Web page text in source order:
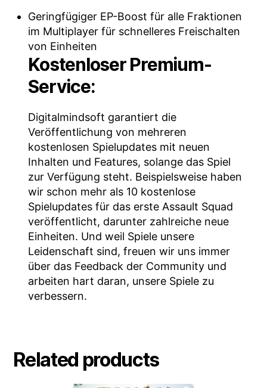
Geringfügiger EP-Boost für alle Fraktionen
im Multiplayer für schnelleres Freischalten
von Einheiten
Kostenloser Premium-
Service:
Digitalmindsoft garantiert die
Veröffentlichung von mehreren
kostenlosen Spielupdates mit neuen
Inhalten und Features, solange das Spiel
zur Verfügung steht. Beispielsweise haben
wir schon mehr als 10 kostenlose
Spielupdates für das erste Assault Squad
veröffentlicht, darunter zahlreiche neue
Einheiten. Und weil Spiele unsere
Leidenschaft sind, freuen wir uns immer
über das Feedback der Community und
arbeiten hart daran, unsere Spiele zu
verbessern.
Related products